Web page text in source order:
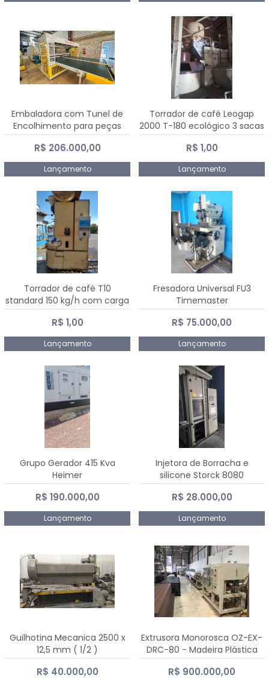
Embaladora com Tunel de
Encolhimento para peças
grandes portas janelas -
Dalmak
R$ 206.000,00
Lançamento
Torrador de café Leogap
2000 T-180 ecológico 3 sacas
de carga 540 kg/h
R$ 1,00
Lançamento
Torrador de café T10
standard 150 kg/h com carga
de 10 kg
R$ 1,00
Lançamento
Fresadora Universal FU3
Timemaster
R$ 75.000,00
Lançamento
Grupo Gerador 415 Kva
Heimer
R$ 190.000,00
Lançamento
Injetora de Borracha e
silicone Storck 8080
R$ 28.000,00
Lançamento
Guilhotina Mecanica 2500 x
12,5 mm ( 1/2 )
R$ 40.000,00
Extrusora Monorosca OZ-EX-
DRC-80 - Madeira Plástica
R$ 900.000,00